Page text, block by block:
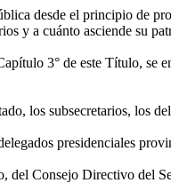
desde el principio de
y a cuánto asciende su
3° de este Título, se
los subsecretarios, los del
presidenciales
del Consejo Directivo del